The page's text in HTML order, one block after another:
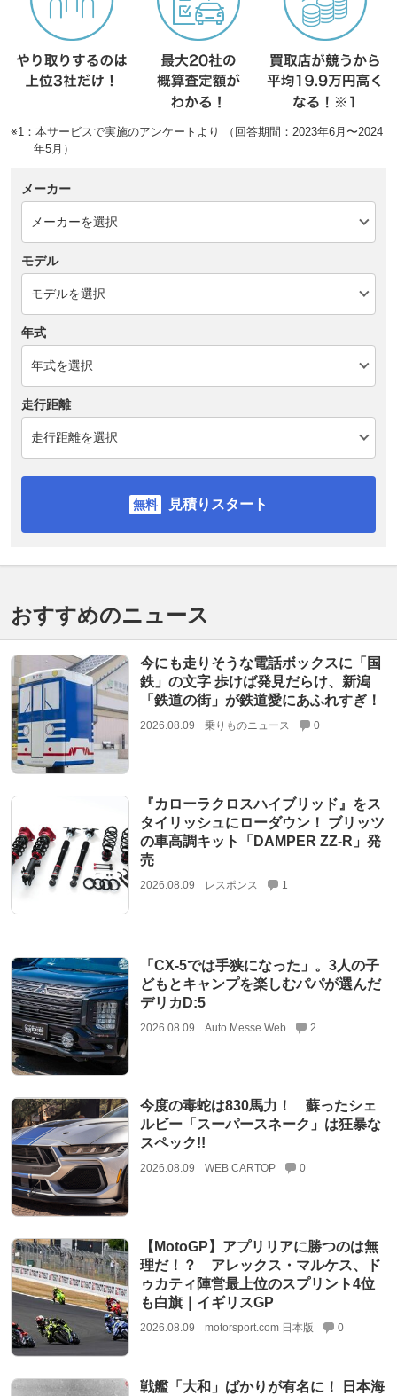
※1：本サービスで実施のアンケートより （回答期間：2023年6月〜2024
年5月）
メーカー
モデル
年式
走行距離
見積りスタート
おすすめのニュース
今にも走りそうな電話ボックスに「国
鉄」の文字 歩けば発見だらけ、新潟
「鉄道の街」が鉄道愛にあふれすぎ！
2026.08.09 乗りものニュース 0
『カローラクロスハイブリッド』をス
タイリッシュにローダウン！ ブリッツ
の車高調キット「DAMPER ZZ-R」発
売
2026.08.09 レスポンス 1
「CX-5では手狭になった」。3人の子
どもとキャンプを楽しむパパが選んだ
デリカD:5
2026.08.09 Auto Messe Web 2
今度の毒蛇は830馬力！ 蘇ったシェ
ルビー「スーパースネーク」は狂暴な
スペック!!
2026.08.09 WEB CARTOP 0
【MotoGP】アプリリアに勝つのは無
理だ！？ アレックス・マルケス、ド
ゥカティ陣営最上位のスプリント4位
も白旗｜イギリスGP
2026.08.09 motorsport.com 日本版 0
戦艦「大和」ばかりが有名に！ 日本海